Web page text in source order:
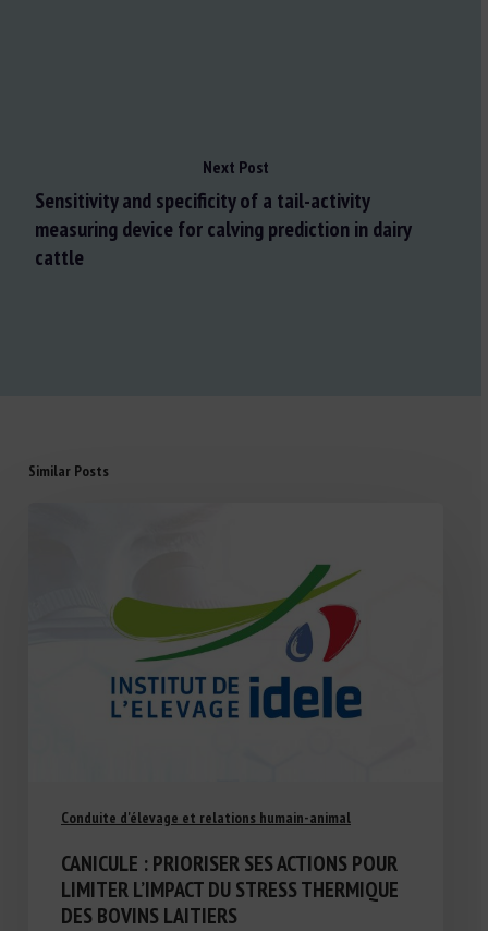
Next Post
Sensitivity and specificity of a tail-activity
measuring device for calving prediction in dairy
cattle
Similar Posts
Conduite d'élevage et relations humain-animal
CANICULE : PRIORISER SES ACTIONS POUR
LIMITER L’IMPACT DU STRESS THERMIQUE
DES BOVINS LAITIERS